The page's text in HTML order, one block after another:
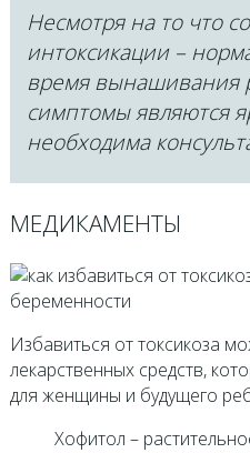
Несмотря на то что
интоксикации –
время вынашивания
симптомы являются
необходима
МЕДИКАМЕНТЫ
Избавиться от токсикоза
лекарственных средств,
для женщины и будущего
Хофитол –